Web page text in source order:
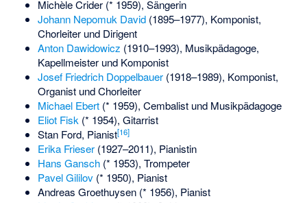
Michèle Crider(* 1959), Sängerin
Johann Nepomuk David(1895–1977), Komponist,
Chorleiter und Dirigent
Anton Dawidowicz (1910–1993), Musikpädagoge,
Kapellmeister und Komponist
Josef Friedrich Doppelbauer(1918–1989), Komponist,
Organist und Chorleiter
Michael Ebert(* 1959), Cembalist und Musikpädagoge
Eliot Fisk(* 1954), Gitarrist
Stan Ford, Pianist[16]
Erika Frieser(1927–2011), Pianistin
Hans Gansch(* 1953), Trompeter
Pavel Gililov(* 1950), Pianist
Andreas Groethuysen(* 1956), Pianist